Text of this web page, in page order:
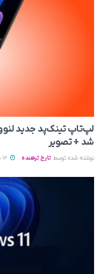
لپ‌تاپ تینک‌پد جدید لنوو
شد + تصویر
نوشته شده توسط تارخ ترهنده